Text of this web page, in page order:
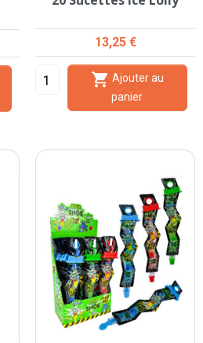
Prix
13,25 €

panier